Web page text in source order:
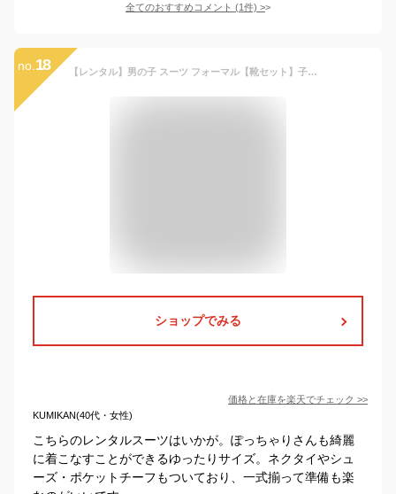
全てのおすすめコメント (1件) >
no. 18 【レンタル】男の子 スーツ フォーマル【靴セット】子供スーツレンタル 男児ジュニアJrスーツセットB体 C99BL【フォーマル 黒 ぽっちゃり がっちり ゆったり キッズ こども 結婚式 発表会 入学式 卒業式 小学校 小学生 150B 160Bサイズ 卒服 制服】【B01】送料無料
ショップでみる
価格と在庫を楽天でチェック >>
KUMIKAN(40代・女性)
こちらのレンタルスーツはいかが。ぽっちゃりさんも綺麗
に着こなすことができるゆったりサイズ。ネクタイやシュ
ーズ・ポケットチーフもついており、一式揃って準備も楽